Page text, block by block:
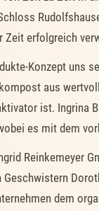
erfolgreich
Konzept uns
aus
ist. Ingrina
es mit dem
dem